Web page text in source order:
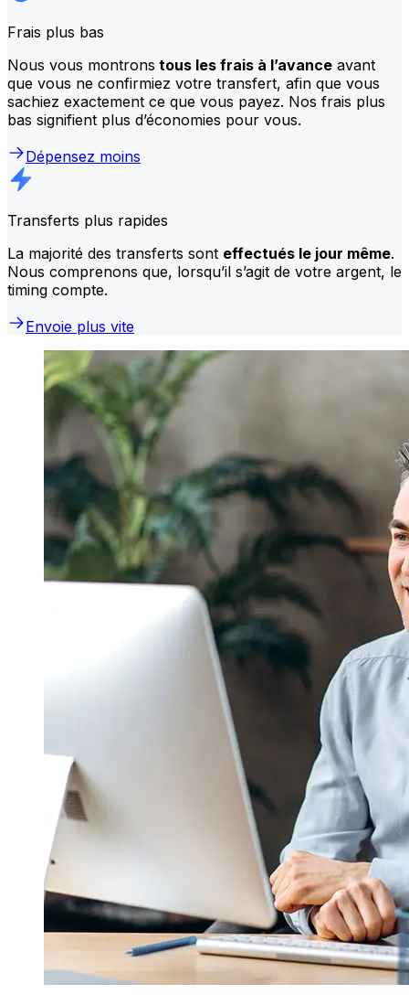
Frais plus bas
Nous vous montrons tous les frais à l’avance avant
que vous ne confirmiez votre transfert, afin que vous
sachiez exactement ce que vous payez. Nos frais plus
bas signifient plus d’économies pour vous.
Dépensez moins
Transferts plus rapides
La majorité des transferts sont effectués le jour même.
Nous comprenons que, lorsqu’il s’agit de votre argent, le
timing compte.
Envoie plus vite